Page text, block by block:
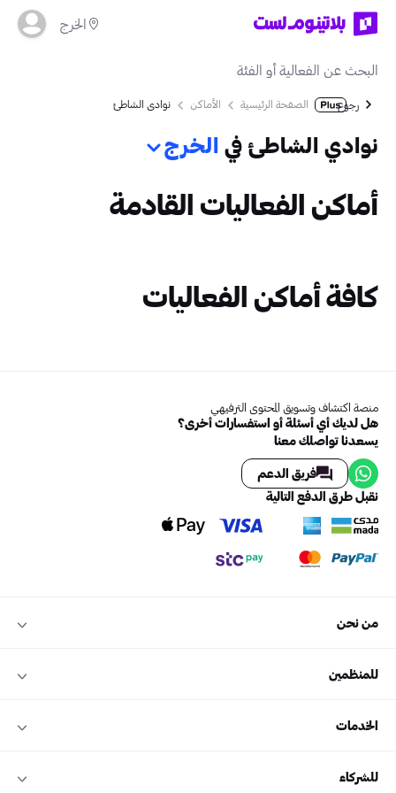
الخرج
رجوع الصفحة الرئيسية الأماكن نوادي الشاطئ
نوادي الشاطئ في الخرج
أماكن الفعاليات القادمة
كافة أماكن الفعاليات
منصة اكتشاف وتسويق المحتوى الترفيهي
هل لديك أي أسئلة أو استفسارات أخرى؟
يسعدنا تواصلك معنا
فريق الدعم
نقبل طرق الدفع التالية
من نحن
للمنظمين
الخدمات
للشركاء